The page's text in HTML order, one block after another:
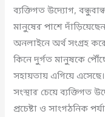
ব্যক্তিগত উদ্যোগ,
মানুষের পাশে
অনলাইনে অর্থ সংগ্রহ
কিনে দুর্গত মানুষকে
সহায়তায় এগিয়ে
সংস্থার চেয়ে ব্যক্তিগত
প্রচেষ্টা ও সাংগঠনিক